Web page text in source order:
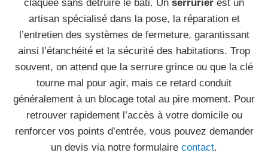
claquée sans détruire le bâti. Un serrurier est un
artisan spécialisé dans la pose, la réparation et
l’entretien des systèmes de fermeture, garantissant
ainsi l’étanchéité et la sécurité des habitations. Trop
souvent, on attend que la serrure grince ou que la clé
tourne mal pour agir, mais ce retard conduit
généralement à un blocage total au pire moment. Pour
retrouver rapidement l’accès à votre domicile ou
renforcer vos points d’entrée, vous pouvez demander
un devis via notre formulaire contact.